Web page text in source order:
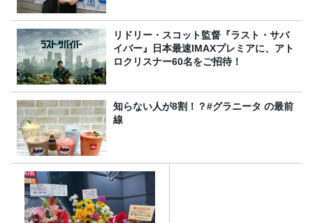
リドリー・スコット監督『ラスト・サバ
イバー』日本最速IMAXプレミアに、アト
ロクリスナー60名をご招待！
知らない人が8割！？#グラニータ の最前
線